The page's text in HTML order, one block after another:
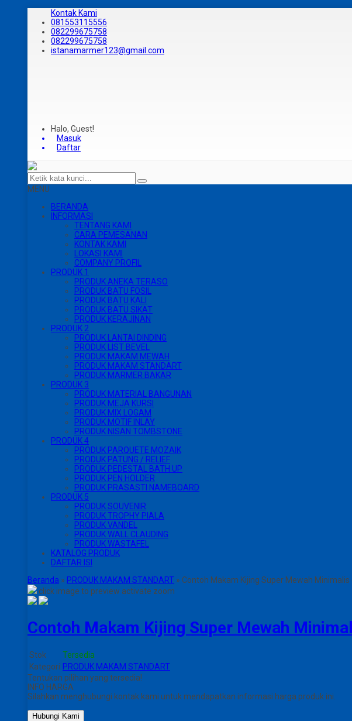
Kontak Kami
081553115556
082299675758
082299675758
istanamarmer123@gmail.com
Halo, Guest!
Masuk
Daftar
MENU
BERANDA
INFORMASI
TENTANG KAMI
CARA PEMESANAN
KONTAK KAMI
LOKASI KAMI
COMPANY PROFIL
PRODUK 1
PRODUK ANEKA TERASO
PRODUK BATU FOSIL
PRODUK BATU KALI
PRODUK BATU SIKAT
PRODUK KERAJINAN
PRODUK 2
PRODUK LANTAI DINDING
PRODUK LIST BEVEL
PRODUK MAKAM MEWAH
PRODUK MAKAM STANDART
PRODUK MARMER BAKAR
PRODUK 3
PRODUK MATERIAL BANGUNAN
PRODUK MEJA KURSI
PRODUK MIX LOGAM
PRODUK MOTIF INLAY
PRODUK NISAN TOMBSTONE
PRODUK 4
PRODUK PARQUETE MOZAIK
PRODUK PATUNG / RELIEF
PRODUK PEDESTAL BATH UP
PRODUK PEN HOLDER
PRODUK PRASASTI NAMEBOARD
PRODUK 5
PRODUK SOUVENIR
PRODUK TROPHY PIALA
PRODUK VANDEL
PRODUK WALL CLAUDING
PRODUK WASTAFEL
KATALOG PRODUK
DAFTAR ISI
Beranda » PRODUK MAKAM STANDART » Contoh Makam Kijing Super Mewah Minimalis
click image to preview activate zoom
Contoh Makam Kijing Super Mewah
Stok
Tersedia
Kategori PRODUK MAKAM STANDART
Tentukan pilihan yang tersedia!
INFO HARGA
Silahkan menghubungi kontak kami untuk mendapatkan informasi harga produk ini.
Hubungi Kami